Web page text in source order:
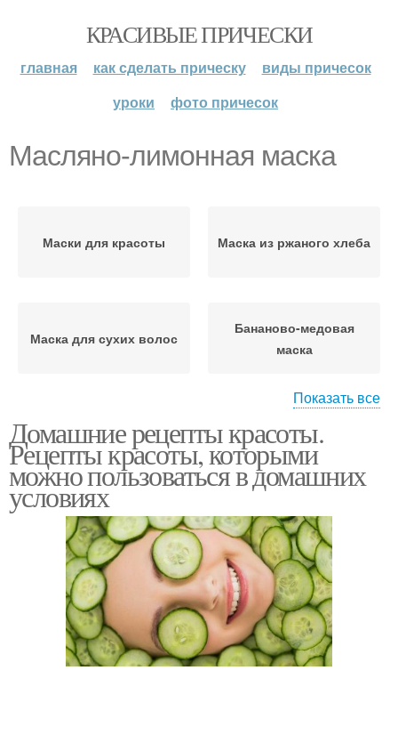
КРАСИВЫЕ ПРИЧЕСКИ
главная как сделать прическу
виды причесок
уроки
фото причесок
Масляно-лимонная маска
Маски для красоты Маска из ржаного хлеба
Маска для сухих волос
Бананово-медовая
маска
Маска для волос
Показать все
Домашние рецепты красоты.
Рецепты красоты, которыми
можно пользоваться в домашних
условиях